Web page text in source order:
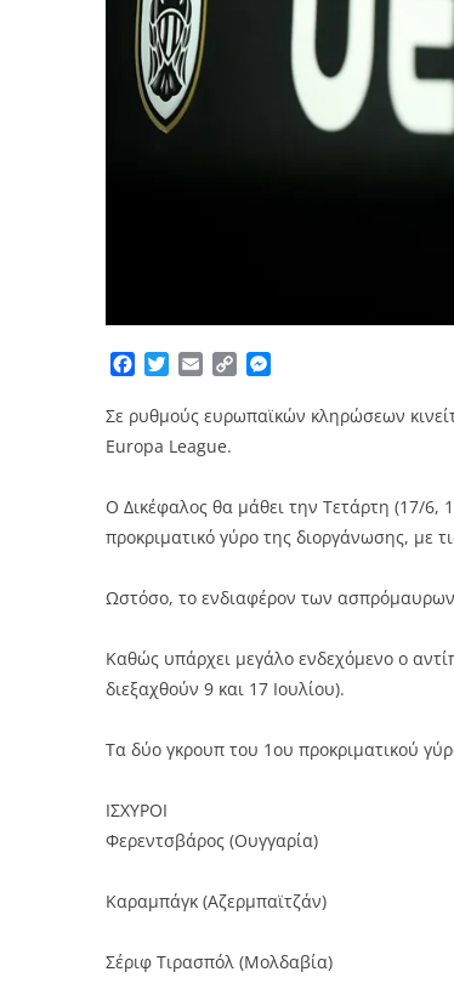
Facebook
TwitterEmailCopy
Σε ρυθμούς ευρωπαϊκών κληρώσεων
Europa League.
Ο Δικέφαλος θα μάθει την Τετάρτη (17/6,
προκριματικό γύρο της διοργάνωσης, με
Ωστόσο, το ενδιαφέρον των
Καθώς υπάρχει μεγάλο ενδεχόμενο ο
διεξαχθούν 9 και 17 Ιουλίου).
Τα δύο γκρουπ του 1ου προκριματικού
ΙΣΧΥΡΟΙ
Φερεντσβάρος (Ουγγαρία)
Καραμπάγκ (Αζερμπαϊτζάν)
Σέριφ Τιρασπόλ (Μολδαβία)